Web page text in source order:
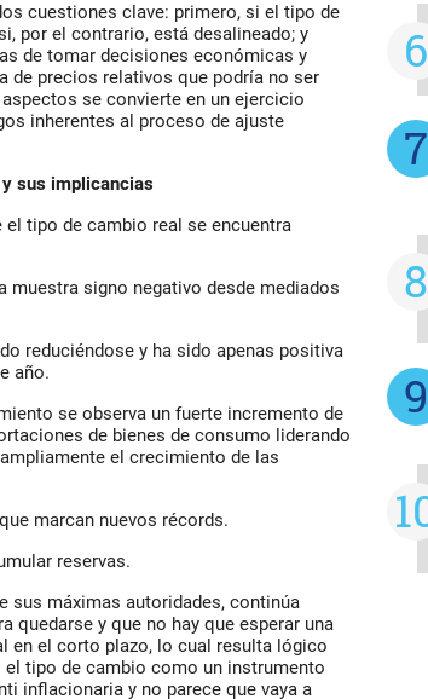
cuestiones clave: primero, si el tipo de
por el contrario, está desalineado; y
de tomar decisiones económicas y
de precios relativos que podría no ser
se convierte en un ejercicio
inherentes al proceso de ajuste
y sus implicancias
el tipo de cambio real se encuentra
muestra signo negativo desde mediados
reduciéndose y ha sido apenas positiva
año.
se observa un fuerte incremento de
de bienes de consumo liderando
el crecimiento de las
marcan nuevos récords.
reservas.
sus máximas autoridades, continúa
quedarse y que no hay que esperar una
en el corto plazo, lo cual resulta lógico
tipo de cambio como un instrumento
inflacionaria y no parece que vaya a